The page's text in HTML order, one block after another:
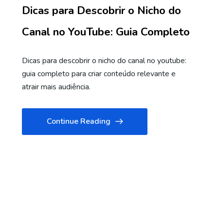
Dicas para Descobrir o Nicho do
Canal no YouTube: Guia Completo
Dicas para descobrir o nicho do canal no youtube:
guia completo para criar conteúdo relevante e
atrair mais audiência.
Continue Reading